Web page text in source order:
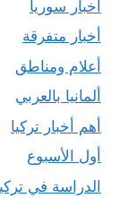
أخبار سوريا
أخبار متفرقة
أعلام ومناطق
ألمانيا بالعربي
أهم أخبار تركيا
أول الأسبوع
الدراسة في